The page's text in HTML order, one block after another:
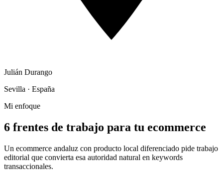
Julián Durango
Sevilla · España
Mi enfoque
6 frentes de trabajo para tu ecommerce
Un ecommerce andaluz con producto local diferenciado pide trabajo
editorial que convierta esa autoridad natural en keywords
transaccionales.